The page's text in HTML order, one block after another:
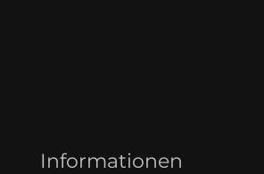
Informationen